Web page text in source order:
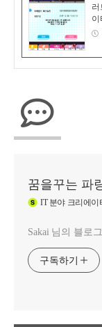
러
이
꿈을꾸는 파
IT분야 크리에이
Sakai 님의 블로
구독하기